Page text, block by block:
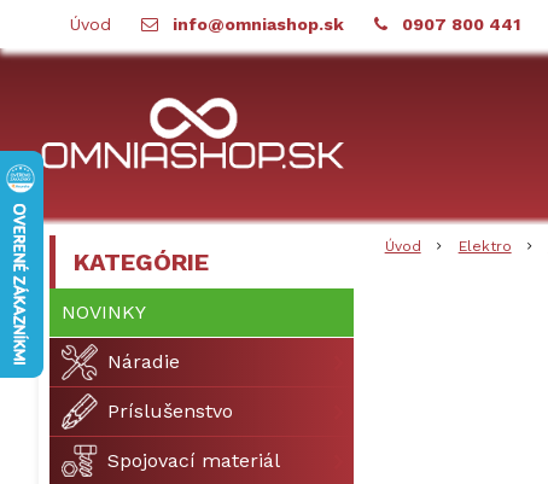
Úvod info@omniashop.sk 0907 800 441
Úvod Elektro
KATEGÓRIE
NOVINKY
Náradie
Príslušenstvo
Spojovací materiál